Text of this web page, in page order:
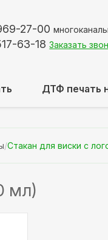
27-00
63-18 Заказать
ДТФ печать
/Стакан для виски с
мл)